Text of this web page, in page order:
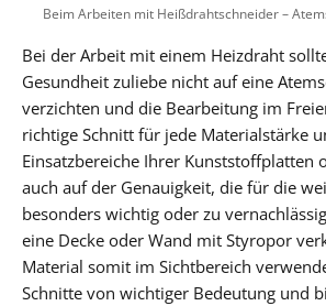
Beim Arbeiten mit Heißdrahtschneider –
Bei der Arbeit mit einem Heizdraht
Gesundheit zuliebe nicht auf eine
verzichten und die Bearbeitung im
richtige Schnitt für jede Materialstärke
Einsatzbereiche Ihrer Kunststoffplatten
auch auf der Genauigkeit, die für die
besonders wichtig oder zu
eine Decke oder Wand mit Styropor
Material somit im Sichtbereich
Schnitte von wichtiger Bedeutung und